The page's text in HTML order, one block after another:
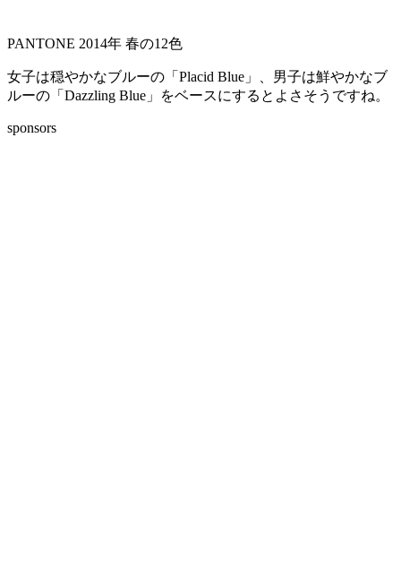
PANTONE 2014年 春の12色
女子は穏やかなブルーの「Placid Blue」、男子は鮮やかなブ
ルーの「Dazzling Blue」をベースにするとよさそうですね。
sponsors